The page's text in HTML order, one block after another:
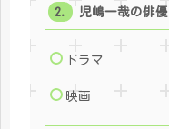
児嶋一哉の俳
ドラマ
映画